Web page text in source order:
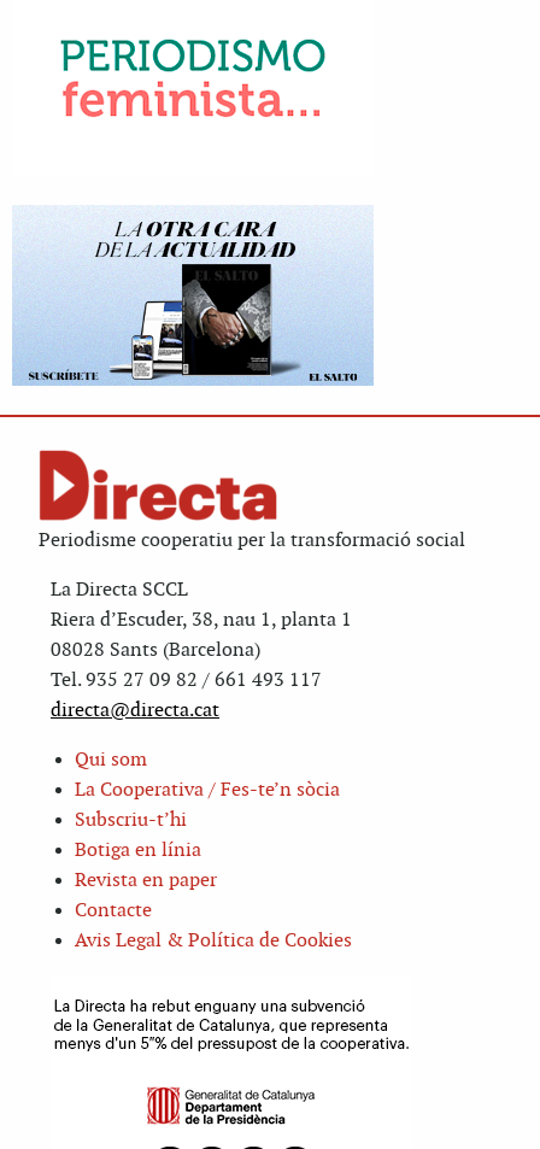
Periodisme cooperatiu per la transformació social
La Directa SCCL
Riera d’Escuder, 38, nau 1, planta 1
08028 Sants (Barcelona)
Tel. 935 27 09 82 / 661 493 117
directa@directa.cat
Qui som
La Cooperativa / Fes-te’n sòcia
Subscriu-t’hi
Botiga en línia
Revista en paper
Contacte
Avis Legal & Política de Cookies